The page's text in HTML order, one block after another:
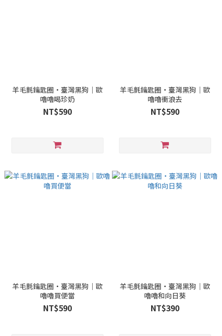
羊毛氈鑰匙圈・臺灣黑狗｜歐
嚕嚕喝珍奶
NT$590
羊毛氈鑰匙圈・臺灣黑狗｜歐
嚕嚕衝浪去
NT$590
羊毛氈鑰匙圈・臺灣黑狗｜歐
嚕嚕買便當
NT$590
羊毛氈鑰匙圈・臺灣黑狗｜歐
嚕嚕和向日葵
NT$390